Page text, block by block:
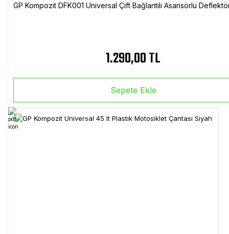
GP Kompozit DFK001 Universal Çift Bağlantılı Asansörlü
1.290,00 TL
Sepete Ekle